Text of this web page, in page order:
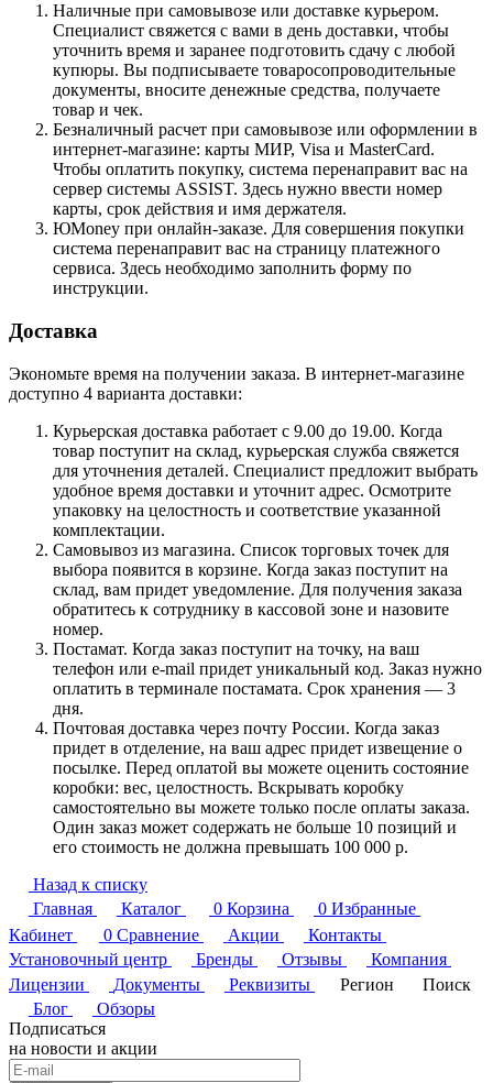
Наличные при самовывозе или доставке курьером.
Специалист свяжется с вами в день доставки, чтобы
уточнить время и заранее подготовить сдачу с любой
купюры. Вы подписываете товаросопроводительные
документы, вносите денежные средства, получаете
товар и чек.
Безналичный расчет при самовывозе или оформлении в
интернет-магазине: карты МИР, Visa и MasterCard.
Чтобы оплатить покупку, система перенаправит вас на
сервер системы ASSIST. Здесь нужно ввести номер
карты, срок действия и имя держателя.
ЮMoney при онлайн-заказе. Для совершения покупки
система перенаправит вас на страницу платежного
сервиса. Здесь необходимо заполнить форму по
инструкции.
Доставка
Экономьте время на получении заказа. В интернет-магазине
доступно 4 варианта доставки:
Курьерская доставка работает с 9.00 до 19.00. Когда
товар поступит на склад, курьерская служба свяжется
для уточнения деталей. Специалист предложит выбрать
удобное время доставки и уточнит адрес. Осмотрите
упаковку на целостность и соответствие указанной
комплектации.
Самовывоз из магазина. Список торговых точек для
выбора появится в корзине. Когда заказ поступит на
склад, вам придет уведомление. Для получения заказа
обратитесь к сотруднику в кассовой зоне и назовите
номер.
Постамат. Когда заказ поступит на точку, на ваш
телефон или e-mail придет уникальный код. Заказ нужно
оплатить в терминале постамата. Срок хранения — 3
дня.
Почтовая доставка через почту России. Когда заказ
придет в отделение, на ваш адрес придет извещение о
посылке. Перед оплатой вы можете оценить состояние
коробки: вес, целостность. Вскрывать коробку
самостоятельно вы можете только после оплаты заказа.
Один заказ может содержать не больше 10 позиций и
его стоимость не должна превышать 100 000 р.
Назад к списку
Главная
Каталог 0 Корзина 0 Избранные
Кабинет
0 Сравнение Акции
Контакты
Установочный центр
Бренды Отзывы
Компания
Лицензии
Документы Реквизиты Регион
Поиск
Блог
Обзоры
Подписаться
на новости и акции